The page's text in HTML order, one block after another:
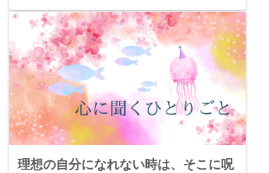
理想の自分になれない時は、そこに呪